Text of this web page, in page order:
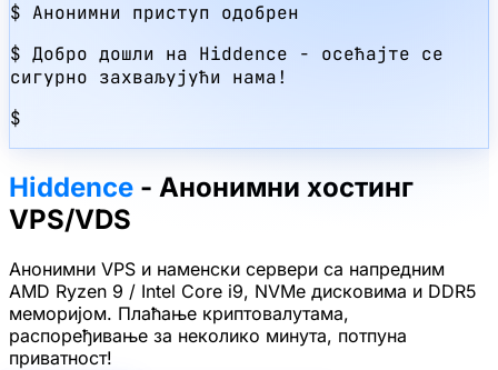
$ Анонимни приступ одобрен
$ Добро дошли на Hiddence -
осећајте се
сигурно захваљујући нама!
$
Hiddence - Анонимни хостинг
VPS/VDS
Анонимни VPS и наменски сервери са напредним
AMD Ryzen 9 / Intel Core i9, NVMe дисковима и DDR5
меморијом. Плаћање криптовалутама,
распоређивање за неколико минута, потпуна
приватност!